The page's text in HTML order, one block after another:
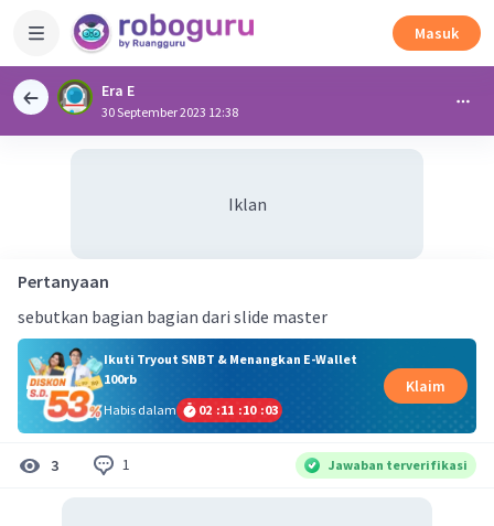
Masuk
Era E
30 September 2023 12:38
Iklan
Pertanyaan
sebutkan bagian bagian dari slide master
Ikuti Tryout SNBT & Menangkan E-Wallet
100rb
Habis dalam
02 :11 :10 :02
Klaim
3 1 Jawaban terverifikasi